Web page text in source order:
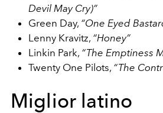
Devil May Cry)”
Green Day, “One Eyed
Lenny Kravitz, “Honey”
Linkin Park, “The Emptiness
Twenty One Pilots, “The
Miglior latino